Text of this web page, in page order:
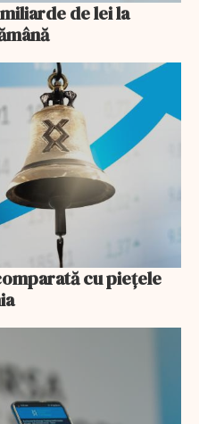
de lei la
cu piețele